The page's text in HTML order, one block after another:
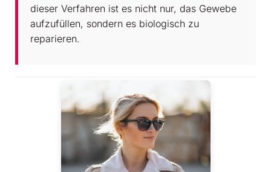
dieser Verfahren ist es nicht nur, das Gewebe
aufzufüllen, sondern es biologisch zu
reparieren.